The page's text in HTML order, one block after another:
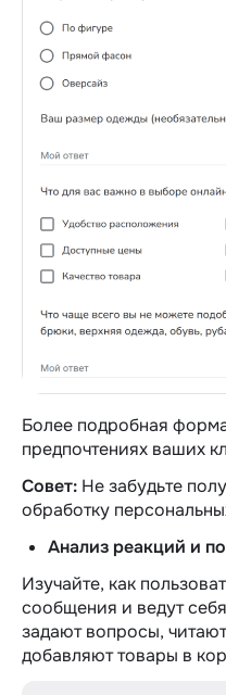
Более подробная
предпочтениях ваших
Совет: Не забудьте
обработку
Анализ реакций и
Изучайте, как
сообщения и ведут
задают вопросы,
добавляют товары в